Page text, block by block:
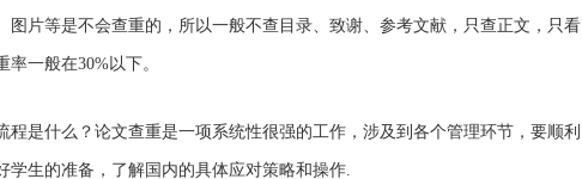
图片等是不会查重的，所以一般不查目录、致谢、参考文献，只查正文，只看
一般在30%以下。
程是什么？论文查重是一项系统性很强的工作，涉及到各个管理环节，要顺利
学生的准备，了解国内的具体应对策略和操作.